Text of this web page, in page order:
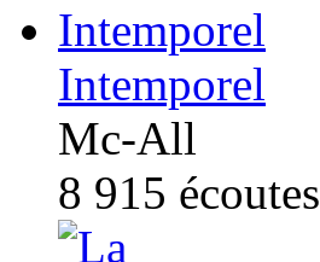
Intemporel
Mc-All
8 915 écoutes